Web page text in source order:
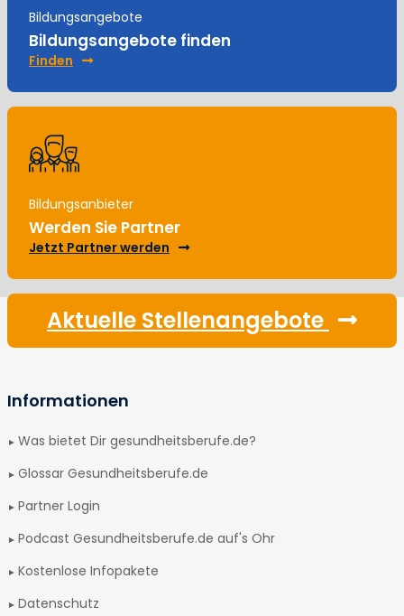
Bildungsangebote
Bildungsangebote finden
Finden
Bildungsanbieter
Werden Sie Partner
Jetzt Partner werden
Aktuelle Stellenangebote
Informationen
Was bietet Dir gesundheitsberufe.de?
Glossar Gesundheitsberufe.de
Partner Login
Podcast Gesundheitsberufe.de auf's Ohr
Kostenlose Infopakete
Datenschutz